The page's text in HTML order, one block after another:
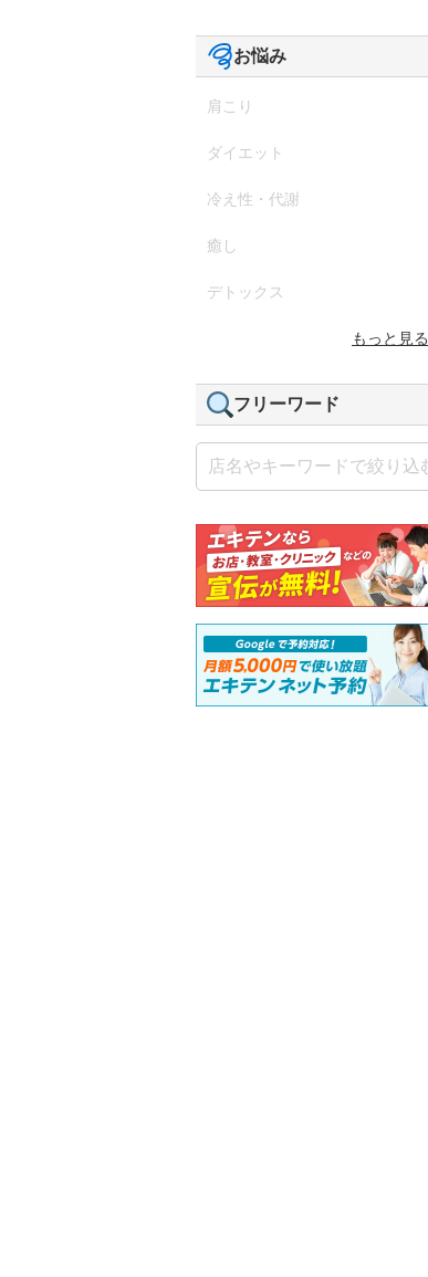
お悩み
肩こり
ダイエット
冷え性・代謝
癒し
デトックス
もっと見る
フリーワード